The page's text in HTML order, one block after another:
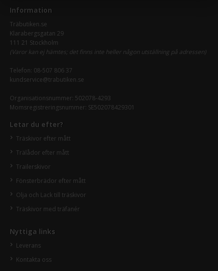
Information
Träbutiken.se
Klarabergsgatan 29
111 21 Stockholm
(Varor kan ej hämtes; det finns inte heller någon utställning på adressen)
Telefon: 08-507 806 37
kundservice@trabutiken.se
Organisationsnummer: 502078-4293
Momsregistreringsnummer: SE502078429301
Letar du efter?
Träskivor efter mått
Trälådor efter mått
Trailerskivor
Fönsterbrädor efter mått
Olja och Lack till träskivor
Träskivor med träfanér
Nyttiga links
Leverans
Kontakta oss